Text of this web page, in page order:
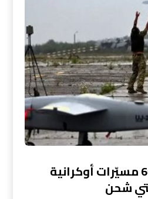
روسيا.. إسقاط 605 مسيّرات أوكرانية
شحن